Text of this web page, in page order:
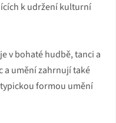
k udržení kulturní
v bohaté hudbě, tanci a
a umění zahrnují také
formou umění